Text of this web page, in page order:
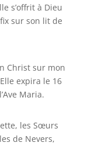
s’offrit à Dieu
sur son lit de
Christ sur mon
expira le 16
Maria.
les Sœurs
de Nevers,